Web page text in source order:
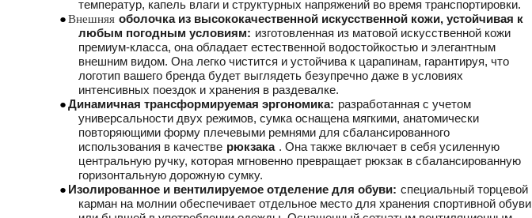
температур, капель влаги и структурных напряжений во время транспортировки.
●Внешняя оболочка из высококачественной искусственной кожи, устойчивая к
любым погодным условиям: изготовленная из матовой искусственной кожи
премиум-класса, она обладает естественной водостойкостью и элегантным
внешним видом. Она легко чистится и устойчива к царапинам, гарантируя, что
логотип вашего бренда будет выглядеть безупречно даже в условиях
интенсивных поездок и хранения в раздевалке.
●Динамичная трансформируемая эргономика: разработанная с учетом
универсальности двух режимов, сумка оснащена мягкими, анатомически
повторяющими форму плечевыми ремнями для сбалансированного
использования в качестве рюкзака . Она также включает в себя усиленную
центральную ручку, которая мгновенно превращает рюкзак в сбалансированную
горизонтальную дорожную сумку.
● Изолированное и вентилируемое отделение для обуви: специальный торцевой
карман на молнии обеспечивает отдельное место для хранения спортивной обуви